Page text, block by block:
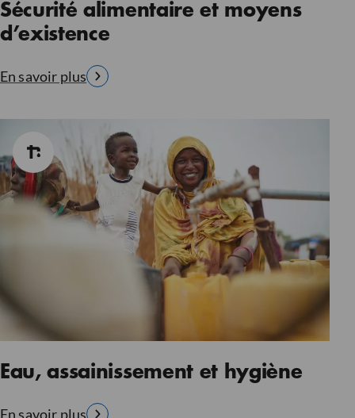
Sécurité alimentaire et moyens
d’existence
En savoir plus
Eau, assainissement et hygiène
En savoir plus